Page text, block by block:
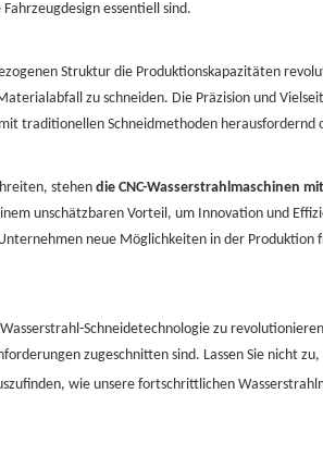
essentiell sind.
Struktur die Produktionskapazitäten
zu schneiden. Die Präzision und
traditionellen Schneidmethoden herausfordernd
stehen die CNC-Wasserstrahlmaschinen
unschätzbaren Vorteil, um Innovation und
neue Möglichkeiten in der
Schneidetechnologie zu
zugeschnitten sind. Lassen Sie nicht
wie unsere fortschrittlichen